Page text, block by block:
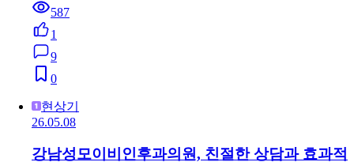
587
1
9
0
현상기
26.05.08
강남성모이비인후과의원, 친절한 상담과 효과적